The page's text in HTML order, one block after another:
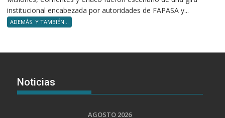
institucional encabezada por autoridades de FAPASA y...
ADEMÁS. Y TAMBIÉN...
Noticias
AGOSTO 2026